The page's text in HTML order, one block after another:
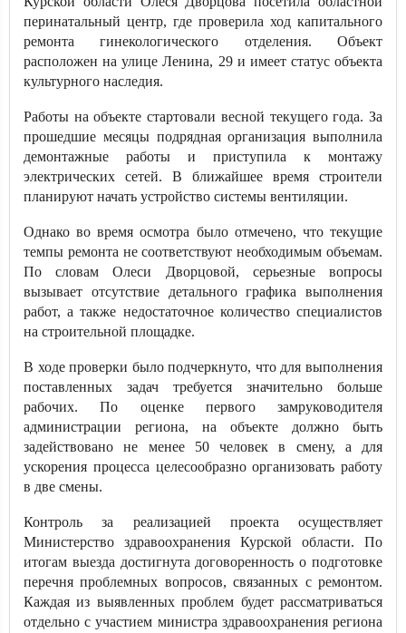
перинатальный центр, где проверила ход капитального
ремонта гинекологического отделения. Объект
расположен на улице Ленина, 29 и имеет статус объекта
культурного наследия.
Работы на объекте стартовали весной текущего года. За
прошедшие месяцы подрядная организация выполнила
демонтажные работы и приступила к монтажу
электрических сетей. В ближайшее время строители
планируют начать устройство системы вентиляции.
Однако во время осмотра было отмечено, что текущие
темпы ремонта не соответствуют необходимым объемам.
По словам Олеси Дворцовой, серьезные вопросы
вызывает отсутствие детального графика выполнения
работ, а также недостаточное количество специалистов
на строительной площадке.
В ходе проверки было подчеркнуто, что для выполнения
поставленных задач требуется значительно больше
рабочих. По оценке первого замруководителя
администрации региона, на объекте должно быть
задействовано не менее 50 человек в смену, а для
ускорения процесса целесообразно организовать работу
в две смены.
Контроль за реализацией проекта осуществляет
Министерство здравоохранения Курской области. По
итогам выезда достигнута договоренность о подготовке
перечня проблемных вопросов, связанных с ремонтом.
Каждая из выявленных проблем будет рассматриваться
отдельно с участием министра здравоохранения региона